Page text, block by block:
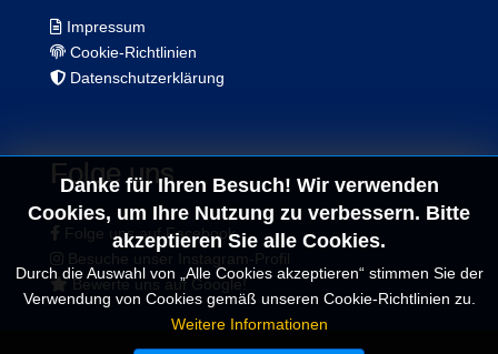
Impressum
Cookie-Richtlinien
Datenschutzerklärung
Folge uns.
Folge uns auf Facebook
Besuche unser Instagram-Profil
Bewerte uns auf Google!
Danke für Ihren Besuch! Wir verwenden
Cookies, um Ihre Nutzung zu verbessern. Bitte
akzeptieren Sie alle Cookies.
Durch die Auswahl von „Alle Cookies akzeptieren“ stimmen Sie der
Verwendung von Cookies gemäß unseren Cookie-Richtlinien zu.
Weitere Informationen